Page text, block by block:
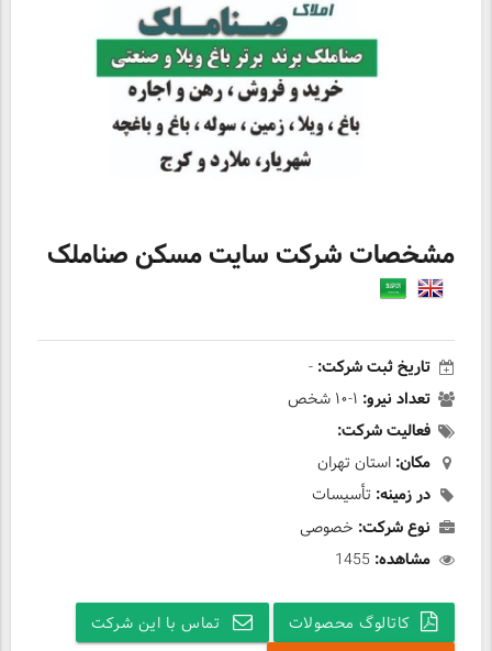
مشخصات شرکت سایت مسکن صناملک
تاریخ ثبت شرکت: -
تعداد نیرو: ۱-۱۰ شخص
فعالیت شرکت:
مکان: استان تهران
در زمینه: تأسیسات
نوع شرکت: خصوصی
مشاهده: 1455
کاتالوگ محصولات
تماس با این شرکت